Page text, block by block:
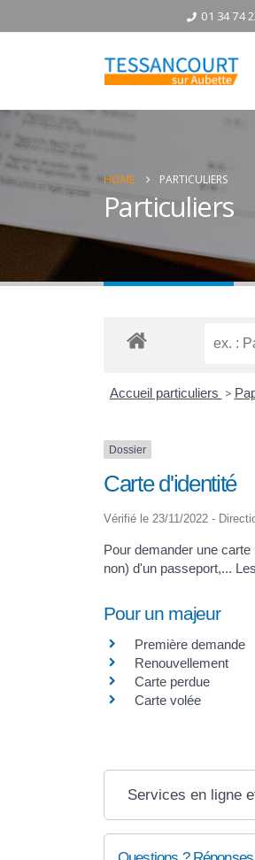
01 34 74
HOME PARTICULIERS
Particuliers
Accueil particuliers >
Dossier
Carte d'identité
Vérifié le 23/11/2022 -
Pour demander une
non) d'un passeport,...
Pour un majeur
Première demande
Renouvellement
Carte perdue
Carte volée
Services en ligne